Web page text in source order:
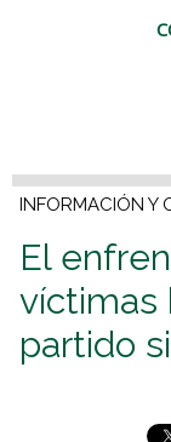
INFORMACIÓN Y
El
víctimas
partido